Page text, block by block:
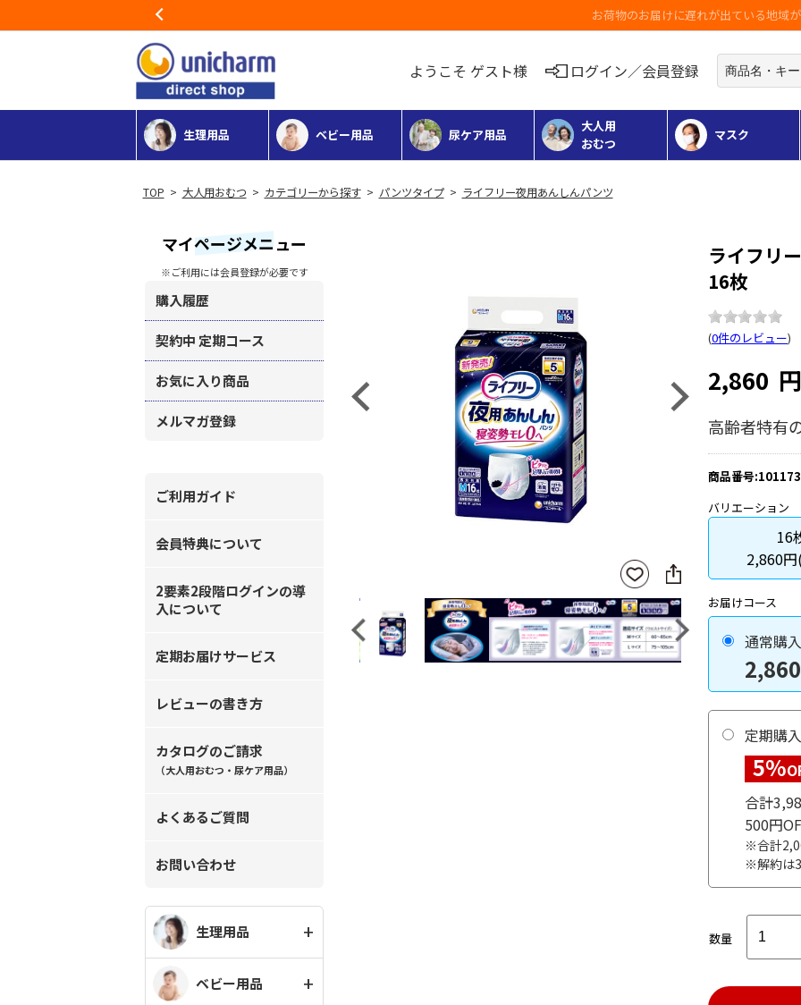
お荷物のお届けに遅れが出ている地域がございます
ようこそ ゲスト様 ログイン／会員登録
生理用品 ベビー用品 尿ケア用品
大人用
おむつ
マスク
> 大人用おむつ > カテゴリーから探す> パンツタイプ> ライフリー夜用あんしんパンツ
マイページメニュー
※ご利用には会員登録が必要です
購入履歴
契約中 定期コース
お気に入り商品
メルマガ登録
ご利用ガイド
会員特典について
2要素2段階ログインの導
入について
定期お届けサービス
レビューの書き方
カタログのご請求
（大人用おむつ・尿ケア用品）
よくあるご質問
お問い合わせ
生理用品
ベビー用品
Previous Next
お気
に入
りに
登録
SNS
に
シ
ェ
ア
Previous Next
ライフリ
16枚
(0件のレビュー)
2,860 円
高齢者特有
商品番号:101173
バリエーション
16
2,860
お届けコース
通常購入
2,860
定期購入
5%
合計
500円
※合計
※解約は
数量